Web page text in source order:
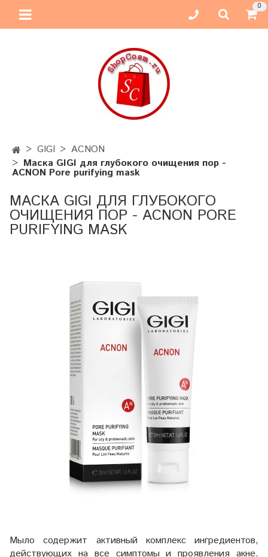
0
GIGI
ACNON
Маска GIGI для глубокого очищения пор -
ACNON Pore purifying mask
МАСКА GIGI ДЛЯ ГЛУБОКОГО
ОЧИЩЕНИЯ ПОР - ACNON PORE
PURIFYING MASK
Мыло содержит активный комплекс ингредиентов,
действующих на все симптомы и проявления акне.